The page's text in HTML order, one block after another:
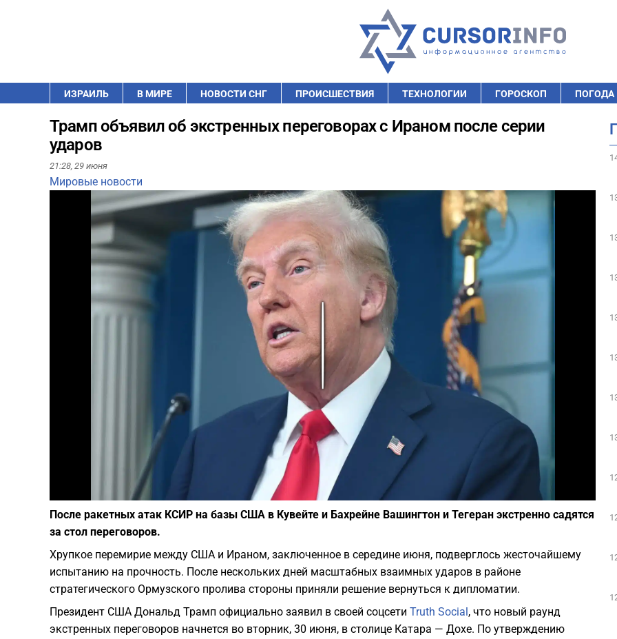
ИЗРАИЛЬ В МИРЕ НОВОСТИ СНГ ПРОИСШЕСТВИЯ ТЕХНОЛОГИИ ГОРОСКОП ПОГОДА
Трамп объявил об экстренных переговорах с Ираном после серии
ударов
21:28, 29 июня
Мировые новости
Play
После ракетных атак КСИР на базы США в Кувейте и Бахрейне Вашингтон и Тегеран экстренно садятся
за стол переговоров.
Хрупкое перемирие между США и Ираном, заключенное в середине июня, подверглось жесточайшему
испытанию на прочность. После нескольких дней масштабных взаимных ударов в районе
стратегического Ормузского пролива стороны приняли решение вернуться к дипломатии.
Президент США Дональд Трамп официально заявил в своей соцсети Truth Social , что новый раунд
экстренных переговоров начнется во вторник, 30 июня, в столице Катара — Дохе. По утверждению